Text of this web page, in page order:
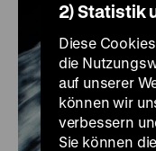
2) Statistik
Diese
die
auf unserer
können wir
verbessern
Sie können